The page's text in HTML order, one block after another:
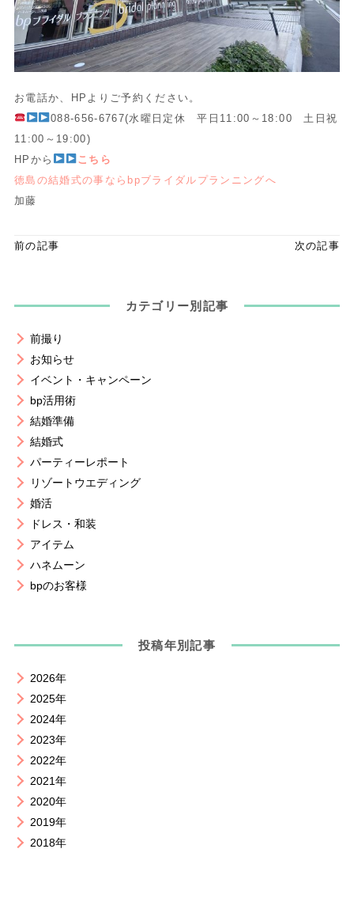
お電話か、HPよりご予約ください。
088-656-6767(水曜日定休 平日11:00～18:00 土日祝
11:00～19:00)
HPから
こちら
徳島の結婚式の事ならbpブライダルプランニングへ
加藤
前の記事 次の記事
カテゴリー別記事
前撮り
お知らせ
イベント・キャンペーン
bp活用術
結婚準備
結婚式
パーティーレポート
リゾートウエディング
婚活
ドレス・和装
アイテム
ハネムーン
bpのお客様
投稿年別記事
2026年
2025年
2024年
2023年
2022年
2021年
2020年
2019年
2018年